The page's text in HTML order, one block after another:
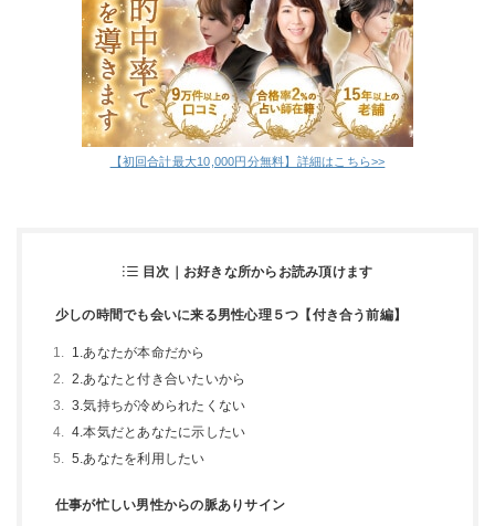
【初回合計最大10,000円分無料】詳細はこちら>>
目次｜お好きな所からお読み頂けます
少しの時間でも会いに来る男性心理５つ【付き合う前編】
1.あなたが本命だから
2.あなたと付き合いたいから
3.気持ちが冷められたくない
4.本気だとあなたに示したい
5.あなたを利用したい
仕事が忙しい男性からの脈ありサイン